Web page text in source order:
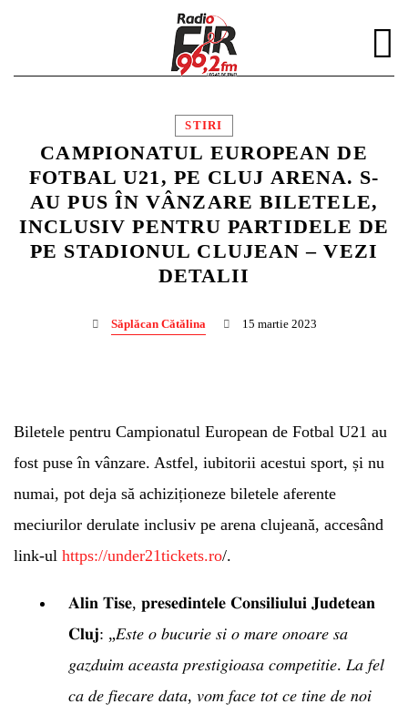
CAUTA IN SITE:
DISTRIBUIE PAGINA PE:
Twitter
Whatsapp
STIRI
CAMPIONATUL EUROPEAN DE
FOTBAL U21, PE CLUJ ARENA. S-
AU PUS ÎN VÂNZARE BILETELE,
INCLUSIV PENTRU PARTIDELE DE
PE STADIONUL CLUJEAN – VEZI
DETALII
Săplăcan Cătălina 15 martie 2023
Biletele pentru Campionatul European de Fotbal U21 au
fost puse în vânzare. Astfel, iubitorii acestui sport, și nu
numai, pot deja să achiziționeze biletele aferente
meciurilor derulate inclusiv pe arena clujeană, accesând
link-ul https://under21tickets.ro/.
𝐀𝐥𝐢𝐧 𝐓𝐢𝐬𝐞, 𝐩𝐫𝐞𝐬𝐞𝐝𝐢𝐧𝐭𝐞𝐥𝐞 𝐂𝐨𝐧𝐬𝐢𝐥𝐢𝐮𝐥𝐮𝐢 𝐉𝐮𝐝𝐞𝐭𝐞𝐚𝐧
𝐂𝐥𝐮𝐣: „𝐸𝑠𝑡𝑒 𝑜 𝑏𝑢𝑐𝑢𝑟𝑖𝑒 𝑠𝑖 𝑜 𝑚𝑎𝑟𝑒 𝑜𝑛𝑜𝑎𝑟𝑒 𝑠𝑎
𝑔𝑎𝑧𝑑𝑢𝑖𝑚 𝑎𝑐𝑒𝑎𝑠𝑡𝑎 𝑝𝑟𝑒𝑠𝑡𝑖𝑔𝑖𝑜𝑎𝑠𝑎 𝑐𝑜𝑚𝑝𝑒𝑡𝑖𝑡𝑖𝑒. 𝐿𝑎 𝑓𝑒𝑙
𝑐𝑎 𝑑𝑒 𝑓𝑖𝑒𝑐𝑎𝑟𝑒 𝑑𝑎𝑡𝑎, 𝑣𝑜𝑚 𝑓𝑎𝑐𝑒 𝑡𝑜𝑡 𝑐𝑒 𝑡𝑖𝑛𝑒 𝑑𝑒 𝑛𝑜𝑖